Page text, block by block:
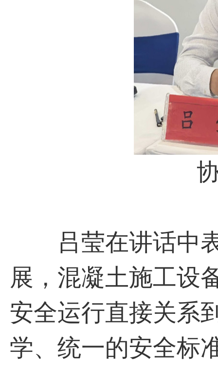
协
吕莹在讲话中表
展，混凝土施工设
安全运行直接关系
学、统一的安全标